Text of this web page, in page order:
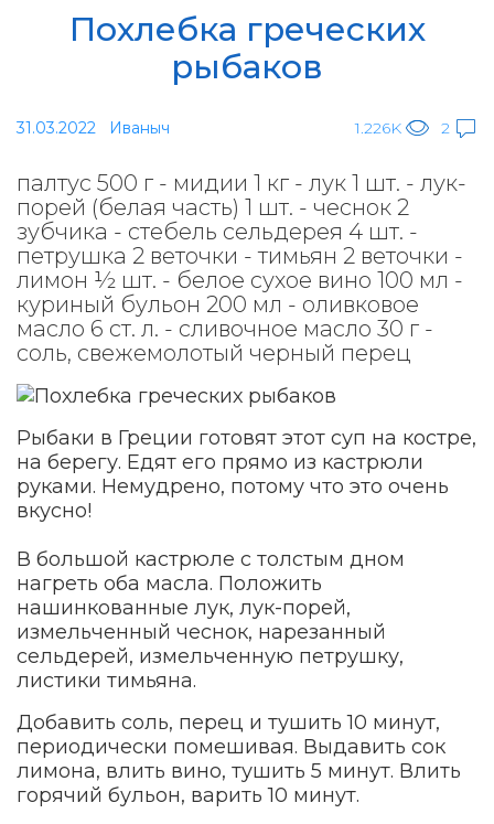
Похлебка греческих
рыбаков
31.03.2022 Иваныч 1.226K 2
палтус 500 г - мидии 1 кг - лук 1 шт. - лук-
порей (белая часть) 1 шт. - чеснок 2
зубчика - стебель сельдерея 4 шт. -
петрушка 2 веточки - тимьян 2 веточки -
лимон ½ шт. - белое сухое вино 100 мл -
куриный бульон 200 мл - оливковое
масло 6 ст. л. - сливочное масло 30 г -
соль, свежемолотый черный перец
Рыбаки в Греции готовят этот суп на костре,
на берегу. Едят его прямо из кастрюли
руками. Немудрено, потому что это очень
вкусно!
В большой кастрюле с толстым дном
нагреть оба масла. Положить
нашинкованные лук, лук-порей,
измельченный чеснок, нарезанный
сельдерей, измельченную петрушку,
листики тимьяна.
Добавить соль, перец и тушить 10 минут,
периодически помешивая. Выдавить сок
лимона, влить вино, тушить 5 минут. Влить
горячий бульон, варить 10 минут.